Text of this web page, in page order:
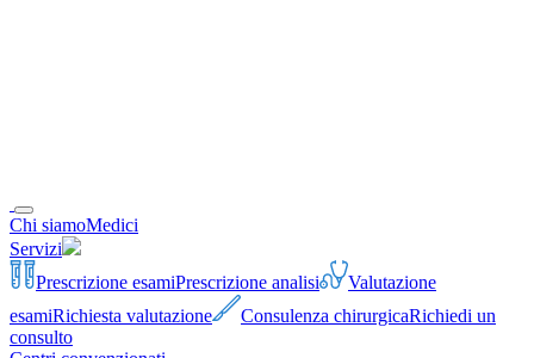
Chi siamoMedici
Servizi
Prescrizione esamiPrescrizione analisi
Valutazione
esamiRichiesta valutazione Consulenza chirurgicaRichiedi un
consulto